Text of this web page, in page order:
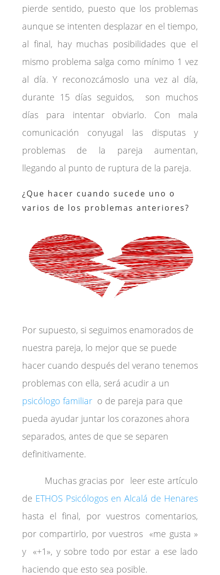
pierde sentido, puesto que los problemas
aunque se intenten desplazar en el tiempo,
al final, hay muchas posibilidades que el
mismo problema salga como mínimo 1 vez
al día. Y reconozcámoslo una vez al día,
durante 15 días seguidos, son muchos
días para intentar obviarlo. Con mala
comunicación conyugal las disputas y
problemas de la pareja aumentan,
llegando al punto de ruptura de la pareja.
¿Que hacer cuando sucede uno o
varios de los problemas anteriores?
Por supuesto, si seguimos enamorados de
nuestra pareja, lo mejor que se puede
hacer cuando después del verano tenemos
problemas con ella, será acudir a un
psicólogo familiaro de pareja para que
pueda ayudar juntar los corazones ahora
separados, antes de que se separen
definitivamente.
Muchas gracias por leer este artículo
de ETHOS Psicólogos en Alcalá de Henares
hasta el final, por vuestros comentarios,
por compartirlo, por vuestros «me gusta »
y «+1», y sobre todo por estar a ese lado
haciendo que esto sea posible.